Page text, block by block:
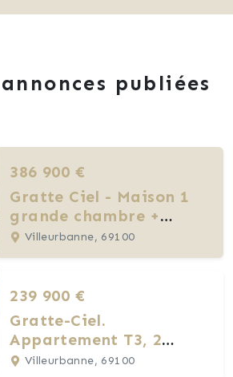
publiées
386 900 €
Gratte Ciel - Maison 1
grande chambre +
bureau
Villeurbanne, 69100
239 900 €
Gratte-Ciel.
Appartement T3, 2
chambres
Villeurbanne, 69100